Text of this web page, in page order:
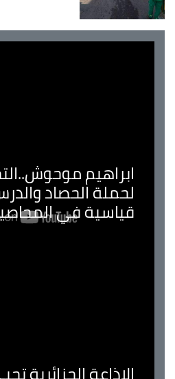
ابراهيم
لحملة الحصاد
قياسية في